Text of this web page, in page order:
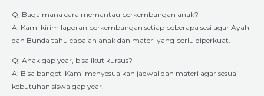
Q: Bagaimana cara memantau perkembangan anak?
A: Kami kirim laporan perkembangan setiap beberapa sesi agar Ayah
dan Bunda tahu capaian anak dan materi yang perlu diperkuat.
Q: Anak gap year, bisa ikut kursus?
A: Bisa banget. Kami menyesuaikan jadwal dan materi agar sesuai
kebutuhan siswa gap year.